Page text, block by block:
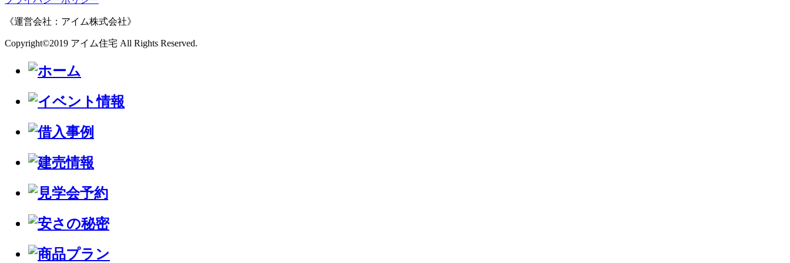
《運営会社：アイム株式会社》
Copyright©2019 アイム住宅 All Rights Reserved.